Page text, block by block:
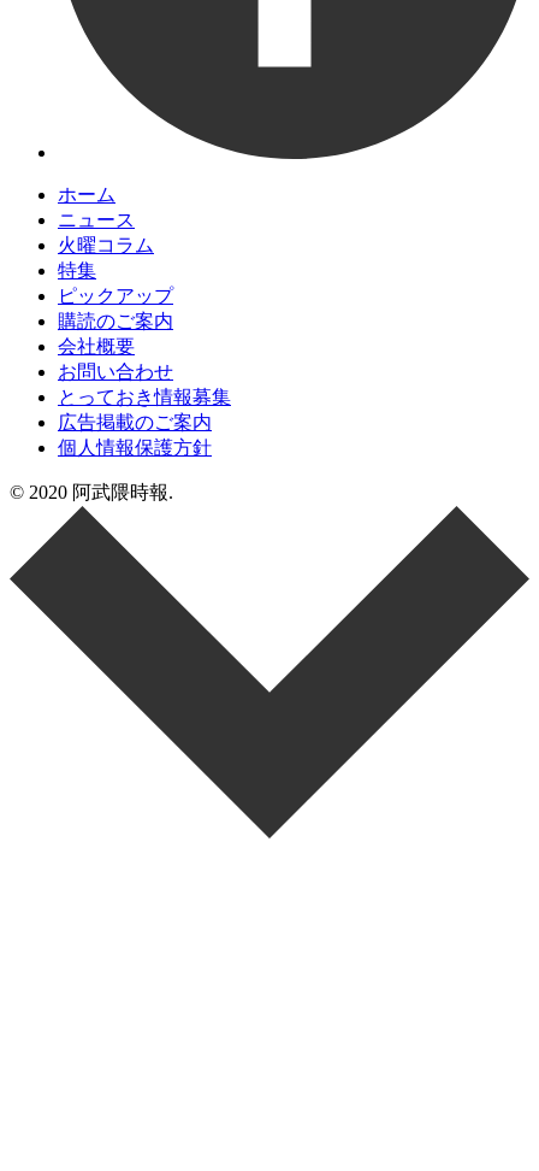
ホーム
ニュース
火曜コラム
特集
ピックアップ
購読のご案内
会社概要
お問い合わせ
とっておき情報募集
広告掲載のご案内
個人情報保護方針
© 2020 阿武隈時報.